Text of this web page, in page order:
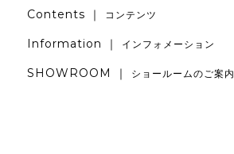
Contents ｜ コンテンツ
Information ｜ インフォメーション
SHOWROOM ｜ ショールームのご案内